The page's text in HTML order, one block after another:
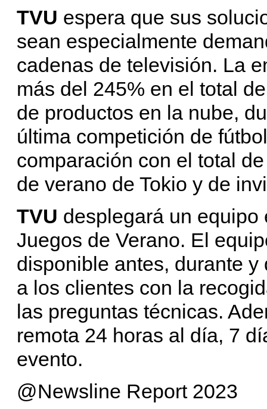
TVU espera que sus
sean especialmente
cadenas de televisión. La
más del 245% en el total
de productos en la nube,
última competición de
comparación con el total
de verano de Tokio y de
TVU desplegará un
Juegos de Verano. El
disponible antes, durante
a los clientes con la
las preguntas técnicas.
remota 24 horas al día, 7
evento.
@Newsline Report 2023